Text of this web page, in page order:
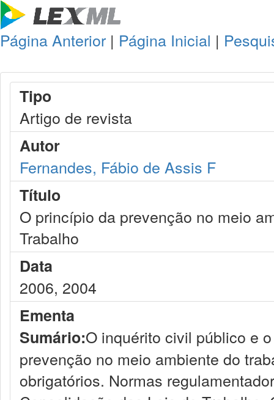
Página Anterior | Página Inicial |
Tipo
Artigo de revista
Autor
Fernandes, Fábio de Assis F
Título
O princípio da prevenção no meio
Trabalho
Data
2006, 2004
Ementa
Sumário:O inquérito civil público e
prevenção no meio ambiente do
obrigatórios. Normas